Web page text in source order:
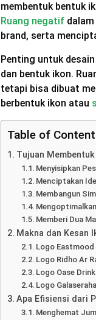
membentuk bentuk
Ruang negatif
brand, serta
Penting untuk
dan bentuk ikon.
tetapi bisa dibuat
berbentuk ikon atau
Table of
Tujuan
Menyisipkan
Menciptakan
Membangun
Memberi Dua
Makna dan Kesan
Logo Eastmood
Logo Ridho Ar
Logo Oase Drink
Logo
Apa Efisiensi dari
Menghemat